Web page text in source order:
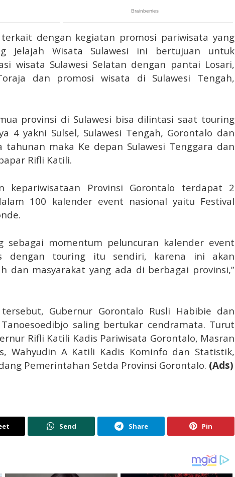
dengan kegiatan promosi pariwisata yang
Jelajah Wisata Sulawesi ini bertujuan untuk
wisata Sulawesi Selatan dengan pantai Losari,
dan promosi wisata di Sulawesi Tengah,
provinsi di Sulawesi bisa dilintasi saat touring
4 yakni Sulsel, Sulawesi Tengah, Gorontalo dan
tahunan maka Ke depan Sulawesi Tenggara dan
Rifli Katili.
kepariwisataan Provinsi Gorontalo terdapat 2
100 kalender event nasional yaitu Festival
sebagai momentum peluncuran kalender event
dengan touring itu sendiri, karena ini akan
dan masyarakat yang ada di berbagai provinsi,”
Gubernur Gorontalo Rusli Habibie dan
saling bertukar cendramata. Turut
Rifli Katili Kadis Pariwisata Gorontalo, Masran
Wahyudin A Katili Kadis Kominfo dan Statistik,
Pemerintahan Setda Provinsi Gorontalo. (Ads)
Send Share Pin